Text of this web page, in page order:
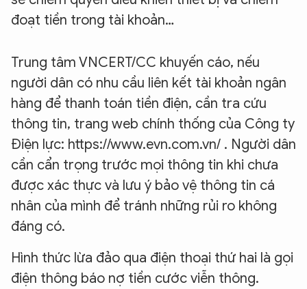
đoạt tiền trong tài khoản…
Trung tâm VNCERT/CC khuyến cáo, nếu
người dân có nhu cầu liên kết tài khoản ngân
hàng để thanh toán tiền điện, cần tra cứu
thông tin, trang web chính thống của Công ty
Điện lực: https://www.evn.com.vn/ . Người dân
cần cẩn trọng trước mọi thông tin khi chưa
được xác thực và lưu ý bảo vệ thông tin cá
nhân của mình để tránh những rủi ro không
đáng có.
Hình thức lừa đảo qua điện thoại thứ hai là gọi
điện thông báo nợ tiền cước viễn thông.